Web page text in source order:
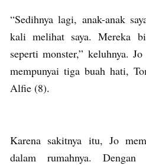
“Sedihnya lagi, anak-anak
kali melihat saya. Mereka
seperti monster,” keluhnya.
mempunyai tiga buah hati,
Alfie (8).
Karena sakitnya itu, Jo
dalam rumahnya.